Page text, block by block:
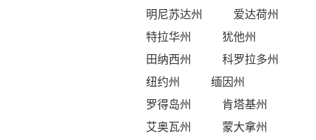
明尼苏达州
爱达荷州
特拉华州
犹他州
田纳西州
科罗拉多州
纽约州
缅因州
罗得岛州
肯塔基州
艾奥瓦州
蒙大拿州